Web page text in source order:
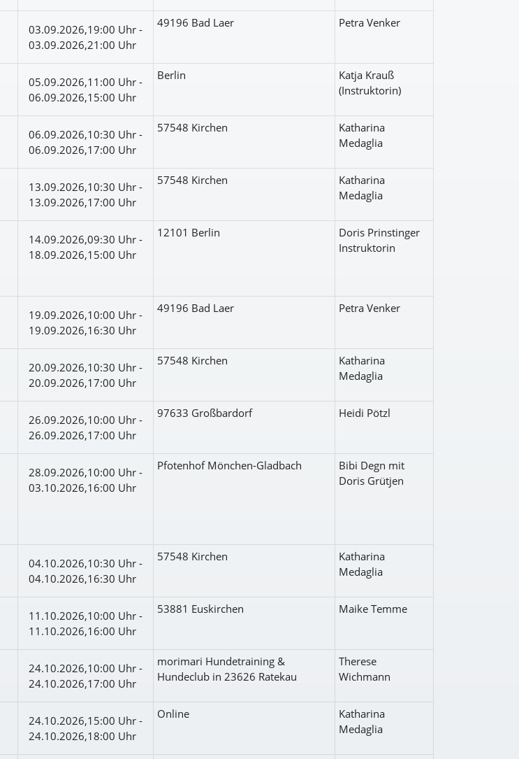
03.09.2026,19:00 Uhr -
03.09.2026,21:00 Uhr
49196 Bad Laer Petra Venker
05.09.2026,11:00 Uhr -
06.09.2026,15:00 Uhr
Berlin
Katja Krauß
(Instruktorin)
06.09.2026,10:30 Uhr -
06.09.2026,17:00 Uhr
57548 Kirchen
Katharina
Medaglia
13.09.2026,10:30 Uhr -
13.09.2026,17:00 Uhr
57548 Kirchen
Katharina
Medaglia
14.09.2026,09:30 Uhr -
18.09.2026,15:00 Uhr
12101 Berlin
Doris Prinstinger
Instruktorin
19.09.2026,10:00 Uhr -
19.09.2026,16:30 Uhr
49196 Bad Laer Petra Venker
20.09.2026,10:30 Uhr -
20.09.2026,17:00 Uhr
57548 Kirchen
Katharina
Medaglia
26.09.2026,10:00 Uhr -
26.09.2026,17:00 Uhr
97633 Großbardorf Heidi Pötzl
28.09.2026,10:00 Uhr -
03.10.2026,16:00 Uhr
Pfotenhof Mönchen-Gladbach
Bibi Degn mit
Doris Grütjen
04.10.2026,10:30 Uhr -
04.10.2026,16:30 Uhr
57548 Kirchen
Katharina
Medaglia
11.10.2026,10:00 Uhr -
11.10.2026,16:00 Uhr
53881 Euskirchen Maike Temme
24.10.2026,10:00 Uhr -
24.10.2026,17:00 Uhr
morimari Hundetraining &
Hundeclub in 23626 Ratekau
Therese
Wichmann
24.10.2026,15:00 Uhr -
24.10.2026,18:00 Uhr
Online
Katharina
Medaglia